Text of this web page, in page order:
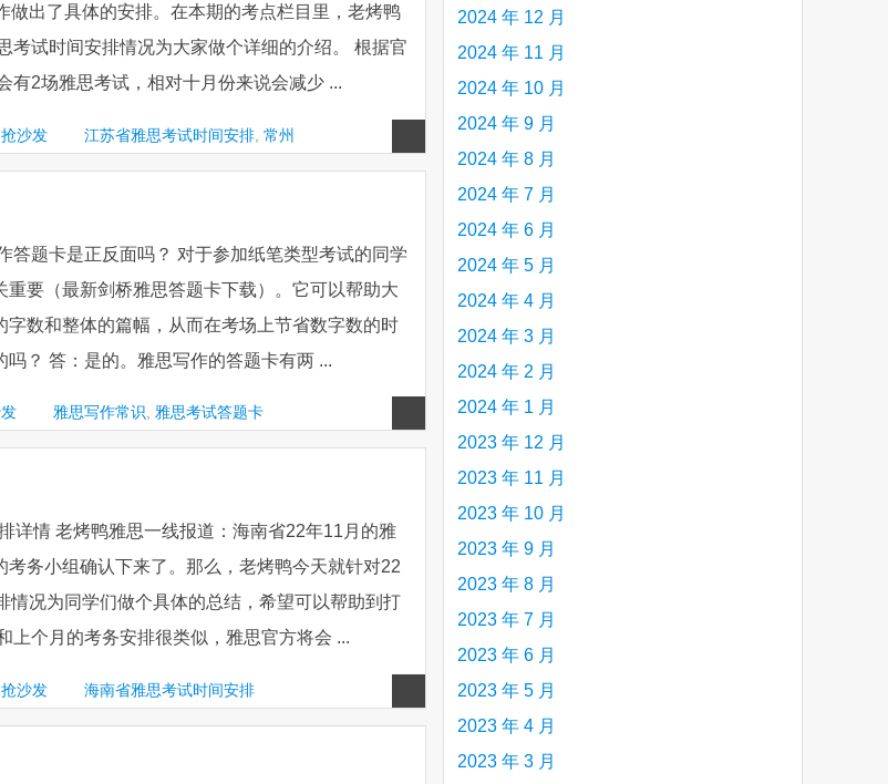
做出了具体的安排。在本期的考点栏目里，老烤鸭
考试时间安排情况为大家做个详细的介绍。 根据官
有2场雅思考试，相对十月份来说会减少 ...
抢沙发 江苏省雅思考试时间安排 常州
more
答题卡是正反面吗？ 对于参加纸笔类型考试的同学
要（最新剑桥雅思答题卡下载）。它可以帮助大
数和整体的篇幅，从而在考场上节省数字数的时
？ 答：是的。雅思写作的答题卡有两 ...
雅思写作常识 雅思考试答题卡
more
详情 老烤鸭雅思一线报道：海南省22年11月的雅
务小组确认下来了。那么，老烤鸭今天就针对22
情况为同学们做个具体的总结，希望可以帮助到打
上个月的考务安排很类似，雅思官方将会 ...
抢沙发 海南省雅思考试时间安排
more
2024 年 12 月
2024 年 11 月
2024 年 10 月
2024 年 9 月
2024 年 8 月
2024 年 7 月
2024 年 6 月
2024 年 5 月
2024 年 4 月
2024 年 3 月
2024 年 2 月
2024 年 1 月
2023 年 12 月
2023 年 11 月
2023 年 10 月
2023 年 9 月
2023 年 8 月
2023 年 7 月
2023 年 6 月
2023 年 5 月
2023 年 4 月
2023 年 3 月